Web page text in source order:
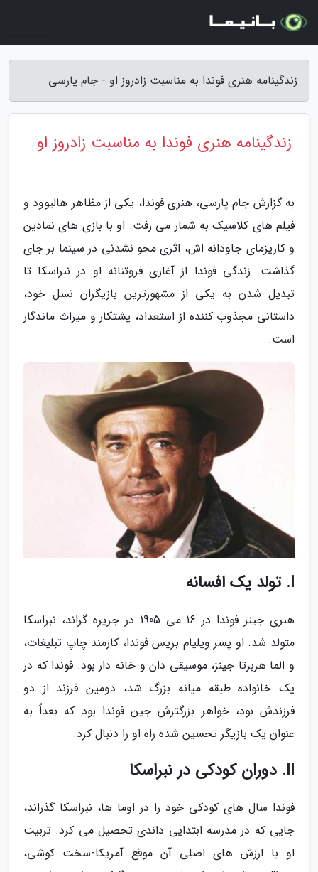
زندگینامه هنری فوندا به مناسبت زادروز او - جام پارسی
زندگینامه هنری فوندا به مناسبت زادروز او
به گزارش جام پارسی، هنری فوندا، یکی از مظاهر هالیوود و
فیلم های کلاسیک به شمار می رفت. او با بازی های نمادین
و کاریزمای جاودانه اش، اثری محو نشدنی در سینما بر جای
گذاشت. زندگی فوندا از آغازی فروتنانه او در نبراسکا تا
تبدیل شدن به یکی از مشهورترین بازیگران نسل خود،
داستانی مجذوب کننده از استعداد، پشتکار و میراث ماندگار
است.
I. تولد یک افسانه
هنری جینز فوندا در 16 می 1905 در جزیره گراند، نبراسکا
متولد شد. او پسر ویلیام بریس فوندا، کارمند چاپ تبلیغات،
و الما هربرتا جینز، موسیقی دان و خانه دار بود. فوندا که در
یک خانواده طبقه میانه بزرگ شد، دومین فرزند از دو
فرزندش بود، خواهر بزرگترش جین فوندا بود که بعداً به
عنوان یک بازیگر تحسین شده راه او را دنبال کرد.
II. دوران کودکی در نبراسکا
فوندا سال های کودکی خود را در اوما ها، نبراسکا گذراند،
جایی که در مدرسه ابتدایی داندی تحصیل می کرد. تربیت
او با ارزش های اصلی آن موقع آمریکا-سخت کوشی،